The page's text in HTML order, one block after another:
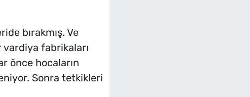
bırakmış. Ve
vardiya fabrikaları
önce hocaların
Sonra tetkikleri